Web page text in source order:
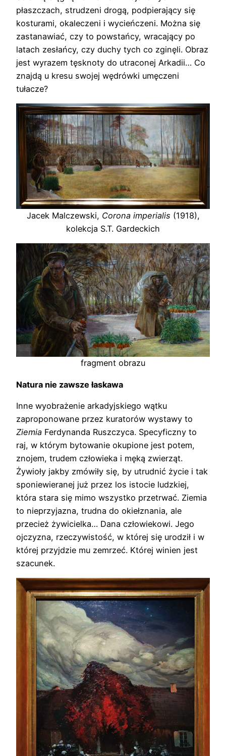
płaszczach, strudzeni drogą, podpierający się
kosturami, okaleczeni i wycieńczeni. Można się
zastanawiać, czy to powstańcy, wracający po
latach zesłańcy, czy duchy tych co zginęli. Obraz
jest wyrazem tęsknoty do utraconej Arkadii… Co
znajdą u kresu swojej wędrówki umęczeni
tułacze?
Jacek Malczewski, Corona imperialis (1918),
kolekcja S.T. Gardeckich
fragment obrazu
Natura nie zawsze łaskawa
Inne wyobrażenie arkadyjskiego wątku
zaproponowane przez kuratorów wystawy to
Ziemia Ferdynanda Ruszczyca. Specyficzny to
raj, w którym bytowanie okupione jest potem,
znojem, trudem człowieka i męką zwierząt.
Żywioły jakby zmówiły się, by utrudnić życie i tak
sponiewieranej już przez los istocie ludzkiej,
która stara się mimo wszystko przetrwać. Ziemia
to nieprzyjazna, trudna do okiełznania, ale
przecież żywicielka… Dana człowiekowi. Jego
ojczyzna, rzeczywistość, w której się urodził i w
której przyjdzie mu zemrzeć. Której winien jest
szacunek.